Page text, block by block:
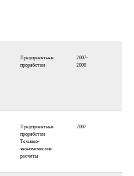
Предпроектные
проработки
2007-
2008
Предпроектные
проработки
Технико-
экономические
расчеты
2007